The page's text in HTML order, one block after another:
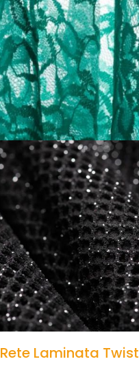
Laminata Twist